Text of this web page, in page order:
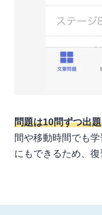
問題は10問ずつ出
間や移動時間でも
にもできるため、復